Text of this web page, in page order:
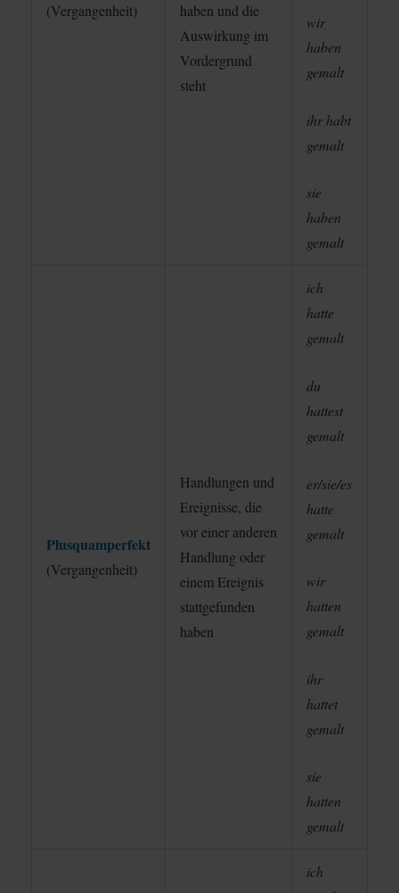
(Vergangenheit)
haben und die
Auswirkung im
Vordergrund
steht
wir
haben
gemalt
ihr habt
gemalt
sie
haben
gemalt
Plusquamperfekt
(Vergangenheit)
Handlungen und
Ereignisse, die
vor einer anderen
Handlung oder
einem Ereignis
stattgefunden
haben
ich
hatte
gemalt
du
hattest
gemalt
er/sie/es
hatte
gemalt
wir
hatten
gemalt
ihr
hattet
gemalt
sie
hatten
gemalt
ich